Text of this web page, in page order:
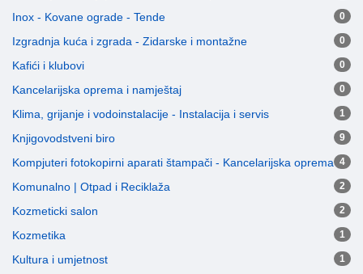
Inox - Kovane ograde - Tende 0
Izgradnja kuća i zgrada - Zidarske i montažne 0
Kafići i klubovi 0
Kancelarijska oprema i namještaj 0
Klima, grijanje i vodoinstalacije - Instalacija i servis 1
Knjigovodstveni biro 9
Kompjuteri fotokopirni aparati štampači - Kancelarijska oprema 4
Komunalno | Otpad i Reciklaža 2
Kozmeticki salon 2
Kozmetika 1
Kultura i umjetnost 1